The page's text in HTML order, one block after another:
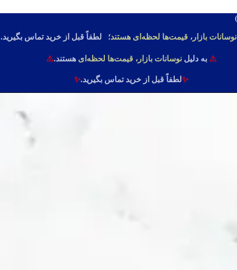
نوسانات بازار، قیمت‌ها لحظه‌ای هستند؛ لطفاً قبل از خرید تماس بگیرید.
⚠️به دلیل نوسانات بازار، قیمت‌ها لحظه‌ای هستند.⚠️
✨لطفاً قبل از خرید تماس بگیرید.✨